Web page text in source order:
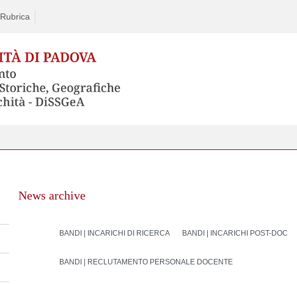
Rubrica
News archive
BANDI | INCARICHI DI RICERCA BANDI | INCARICHI POST-DOC
BANDI | RECLUTAMENTO PERSONALE DOCENTE